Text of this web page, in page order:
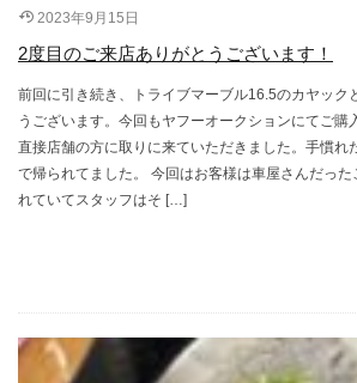
2023年9月15日
2度目のご来店ありがとうございます！
前回に引き続き、トライブマーブル16.5のカヤック
うございます。今回もヤフーオークションにてご購
直接店舗の方に取りに来ていただきました。手慣れ
で帰られてました。 今回はお客様は車屋さんだっ
れていてスタッフはそ […]